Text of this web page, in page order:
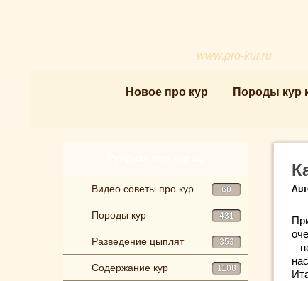
www.pro-kur.ru
Новое про кур Породы кур
Видео советы про кур 60
Породы кур 431
Разведение цыплят 353
Содержание кур 1108
–